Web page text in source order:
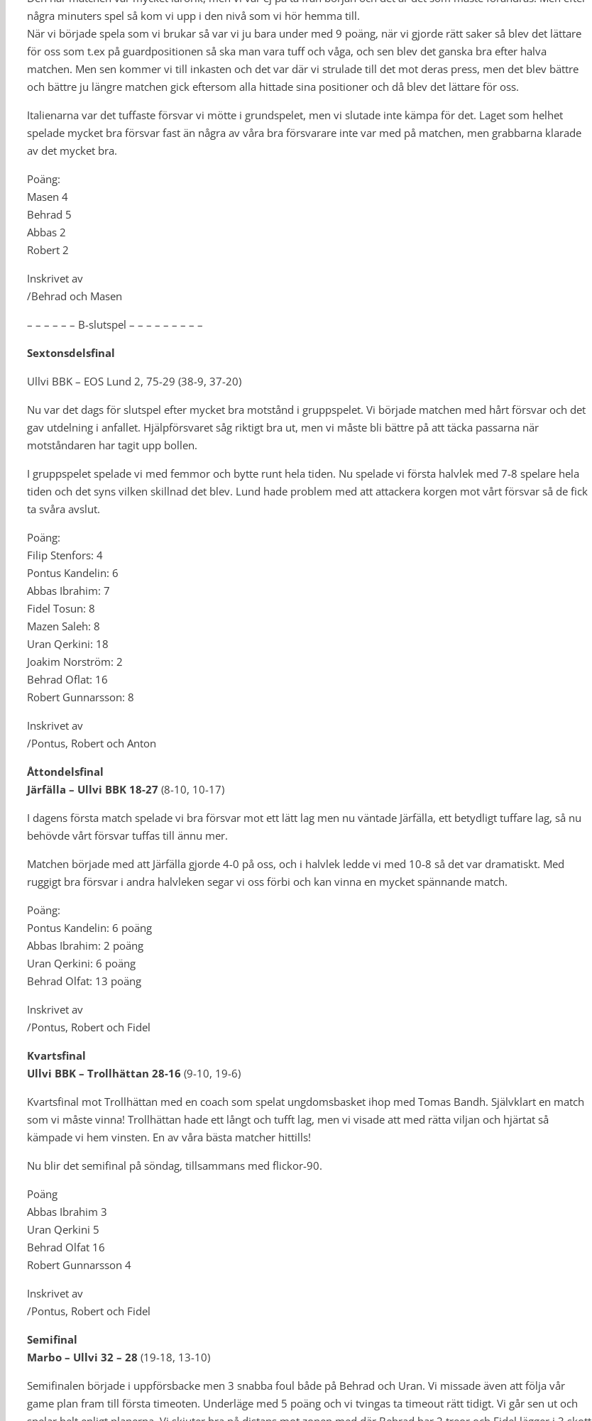
några minuters spel så kom vi upp i den nivå som vi hör hemma till.
När vi började spela som vi brukar så var vi ju bara under med 9 poäng, när vi gjorde rätt saker så blev det lättare
för oss som t.ex på guardpositionen så ska man vara tuff och våga, och sen blev det ganska bra efter halva
matchen. Men sen kommer vi till inkasten och det var där vi strulade till det mot deras press, men det blev bättre
och bättre ju längre matchen gick eftersom alla hittade sina positioner och då blev det lättare för oss.
Italienarna var det tuffaste försvar vi mötte i grundspelet, men vi slutade inte kämpa för det. Laget som helhet
spelade mycket bra försvar fast än några av våra bra försvarare inte var med på matchen, men grabbarna klarade
av det mycket bra.
Poäng:
Masen 4
Behrad 5
Abbas 2
Robert 2
Inskrivet av
/Behrad och Masen
– – – – – – B-slutspel – – – – – – – – –
Sextonsdelsfinal
Ullvi BBK – EOS Lund 2, 75-29 (38-9, 37-20)
Nu var det dags för slutspel efter mycket bra motstånd i gruppspelet. Vi började matchen med hårt försvar och det
gav utdelning i anfallet. Hjälpförsvaret såg riktigt bra ut, men vi måste bli bättre på att täcka passarna när
motståndaren har tagit upp bollen.
I gruppspelet spelade vi med femmor och bytte runt hela tiden. Nu spelade vi första halvlek med 7-8 spelare hela
tiden och det syns vilken skillnad det blev. Lund hade problem med att attackera korgen mot vårt försvar så de fick
ta svåra avslut.
Poäng:
Filip Stenfors: 4
Pontus Kandelin: 6
Abbas Ibrahim: 7
Fidel Tosun: 8
Mazen Saleh: 8
Uran Qerkini: 18
Joakim Norström: 2
Behrad Oflat: 16
Robert Gunnarsson: 8
Inskrivet av
/Pontus, Robert och Anton
Åttondelsfinal
Järfälla – Ullvi BBK 18-27 (8-10, 10-17)
I dagens första match spelade vi bra försvar mot ett lätt lag men nu väntade Järfälla, ett betydligt tuffare lag, så nu
behövde vårt försvar tuffas till ännu mer.
Matchen började med att Järfälla gjorde 4-0 på oss, och i halvlek ledde vi med 10-8 så det var dramatiskt. Med
ruggigt bra försvar i andra halvleken segar vi oss förbi och kan vinna en mycket spännande match.
Poäng:
Pontus Kandelin: 6 poäng
Abbas Ibrahim: 2 poäng
Uran Qerkini: 6 poäng
Behrad Olfat: 13 poäng
Inskrivet av
/Pontus, Robert och Fidel
Kvartsfinal
Ullvi BBK – Trollhättan 28-16 (9-10, 19-6)
Kvartsfinal mot Trollhättan med en coach som spelat ungdomsbasket ihop med Tomas Bandh. Självklart en match
som vi måste vinna! Trollhättan hade ett långt och tufft lag, men vi visade att med rätta viljan och hjärtat så
kämpade vi hem vinsten. En av våra bästa matcher hittills!
Nu blir det semifinal på söndag, tillsammans med flickor-90.
Poäng
Abbas Ibrahim 3
Uran Qerkini 5
Behrad Olfat 16
Robert Gunnarsson 4
Inskrivet av
/Pontus, Robert och Fidel
Semifinal
Marbo – Ullvi 32 – 28 (19-18, 13-10)
Semifinalen började i uppförsbacke men 3 snabba foul både på Behrad och Uran. Vi missade även att följa vår
game plan fram till första timeoten. Underläge med 5 poäng och vi tvingas ta timeout rätt tidigt. Vi går sen ut och